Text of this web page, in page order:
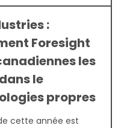
:
Foresight
les
le
propres
cette année est